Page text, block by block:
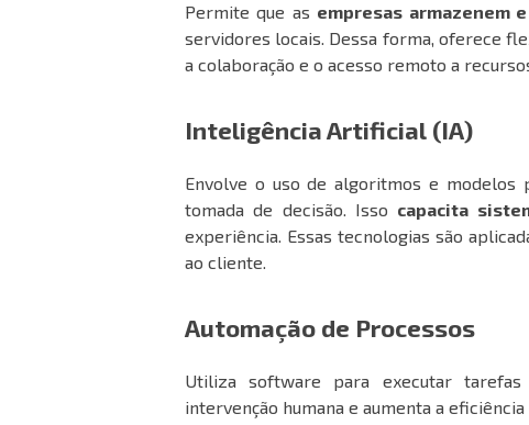
Permite que as empresas armazenem
servidores locais. Dessa forma, oferece
a colaboração e o acesso remoto a
Inteligência Artificial (IA)
Envolve o uso de algoritmos e modelos
tomada de decisão. Isso capacita
experiência. Essas tecnologias são
ao cliente.
Automação de Processos
Utiliza software para executar
intervenção humana e aumenta a